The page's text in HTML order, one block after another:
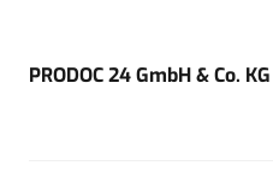
PRODOC 24 GmbH & Co. KG